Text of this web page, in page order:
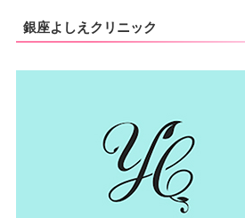
銀座よしえクリニック